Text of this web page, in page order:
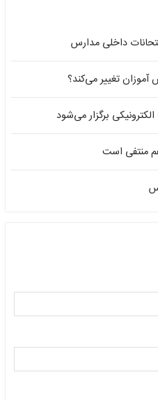
داخلی مدارس
آموزان تغییر می‌کند؟
برگزار می‌شود
منتفی است